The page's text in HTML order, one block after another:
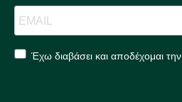
Έχω διαβάσει και αποδέχομαι την